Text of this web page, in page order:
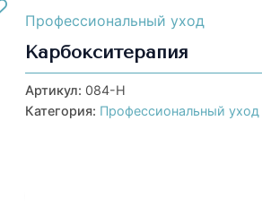
Профессиональный уход
Карбокситерапия
Артикул: 084-Н
Категория: Профессиональный уход